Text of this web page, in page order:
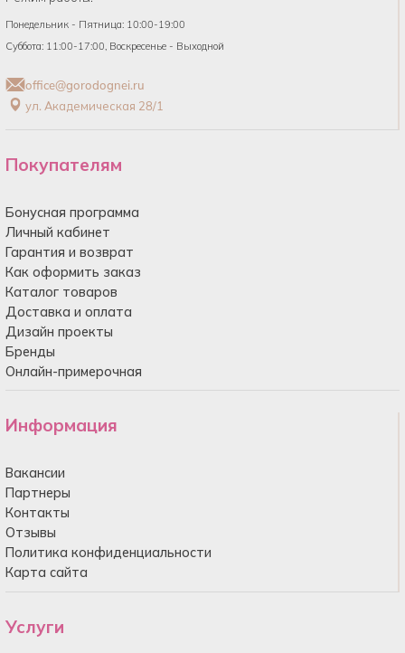
Понедельник - Пятница: 10:00-19:00
Суббота: 11:00-17:00, Воскресенье - Выходной
office@gorodognei.ru
ул. Академическая 28/1
Покупателям
Бонусная программа
Личный кабинет
Гарантия и возврат
Как оформить заказ
Каталог товаров
Доставка и оплата
Дизайн проекты
Бренды
Онлайн-примерочная
Информация
Вакансии
Партнеры
Контакты
Отзывы
Политика конфиденциальности
Карта сайта
Услуги